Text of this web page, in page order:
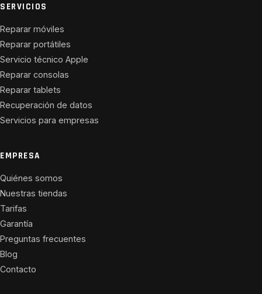
SERVICIOS
Reparar móviles
Reparar portátiles
Servicio técnico Apple
Reparar consolas
Reparar tablets
Recuperación de datos
Servicios para empresas
EMPRESA
Quiénes somos
Nuestras tiendas
Tarifas
Garantía
Preguntas frecuentes
Blog
Contacto